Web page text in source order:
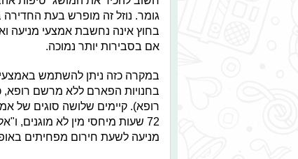
גומר. נוזל זה מופרש בעת החדירה
בחוץ אינה נחשבת אמצעי מניעה
אם בסבירות יותר נמוכה.
במקרה כזה ניתן להשתמש באמצעי
בחנויות הפארם ללא מרשם רופא,
רופא). קיימים שלושה סוגים של
מניעה לשעת חירום מפחיתים